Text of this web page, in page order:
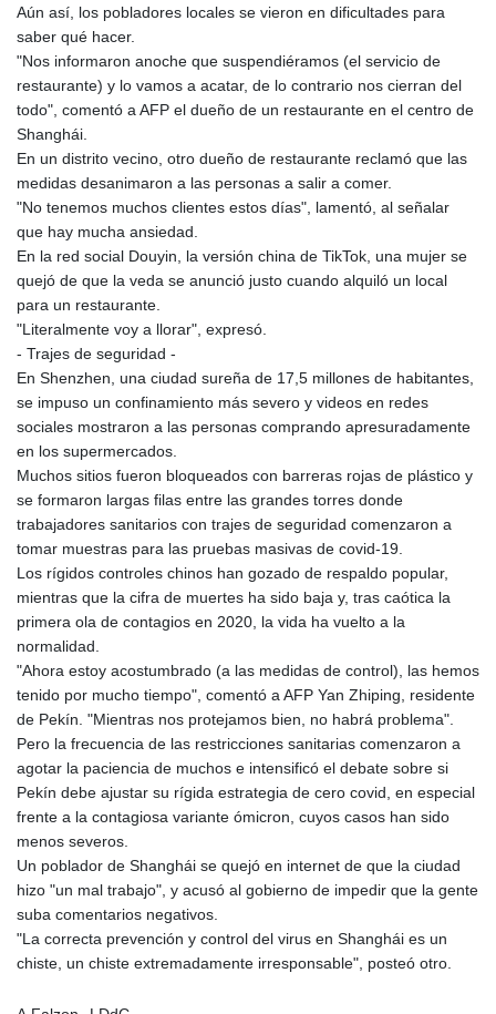
Aún así, los pobladores locales se vieron en dificultades para
saber qué hacer.
"Nos informaron anoche que suspendiéramos (el servicio de
restaurante) y lo vamos a acatar, de lo contrario nos cierran del
todo", comentó a AFP el dueño de un restaurante en el centro de
Shanghái.
En un distrito vecino, otro dueño de restaurante reclamó que las
medidas desanimaron a las personas a salir a comer.
"No tenemos muchos clientes estos días", lamentó, al señalar
que hay mucha ansiedad.
En la red social Douyin, la versión china de TikTok, una mujer se
quejó de que la veda se anunció justo cuando alquiló un local
para un restaurante.
"Literalmente voy a llorar", expresó.
- Trajes de seguridad -
En Shenzhen, una ciudad sureña de 17,5 millones de habitantes,
se impuso un confinamiento más severo y videos en redes
sociales mostraron a las personas comprando apresuradamente
en los supermercados.
Muchos sitios fueron bloqueados con barreras rojas de plástico y
se formaron largas filas entre las grandes torres donde
trabajadores sanitarios con trajes de seguridad comenzaron a
tomar muestras para las pruebas masivas de covid-19.
Los rígidos controles chinos han gozado de respaldo popular,
mientras que la cifra de muertes ha sido baja y, tras caótica la
primera ola de contagios en 2020, la vida ha vuelto a la
normalidad.
"Ahora estoy acostumbrado (a las medidas de control), las hemos
tenido por mucho tiempo", comentó a AFP Yan Zhiping, residente
de Pekín. "Mientras nos protejamos bien, no habrá problema".
Pero la frecuencia de las restricciones sanitarias comenzaron a
agotar la paciencia de muchos e intensificó el debate sobre si
Pekín debe ajustar su rígida estrategia de cero covid, en especial
frente a la contagiosa variante ómicron, cuyos casos han sido
menos severos.
Un poblador de Shanghái se quejó en internet de que la ciudad
hizo "un mal trabajo", y acusó al gobierno de impedir que la gente
suba comentarios negativos.
"La correcta prevención y control del virus en Shanghái es un
chiste, un chiste extremadamente irresponsable", posteó otro.